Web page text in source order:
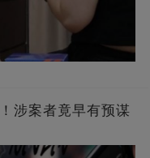
涉案者竟早有预谋